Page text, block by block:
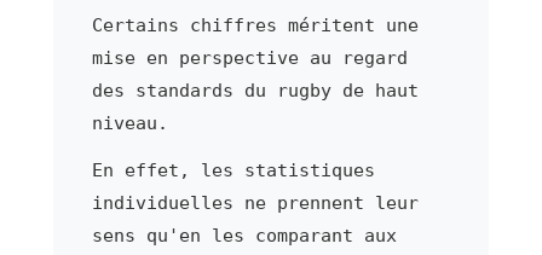
Certains chiffres méritent une
mise en perspective au regard
des standards du rugby de haut
niveau.
En effet, les statistiques
individuelles ne prennent leur
sens qu'en les comparant aux